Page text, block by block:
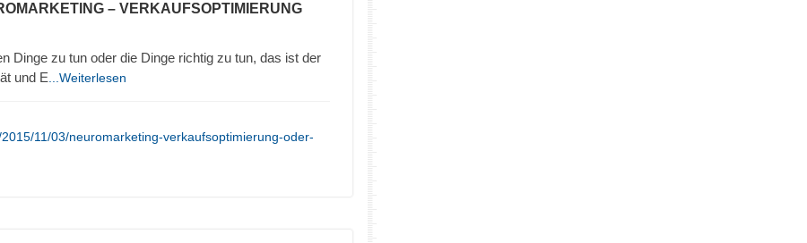
– VERKAUFSOPTIMIERUNG
Dinge zu tun oder die Dinge richtig zu tun, das ist der
und E ...Weiterlesen
11/03/neuromarketing-verkaufsoptimierung-oder-